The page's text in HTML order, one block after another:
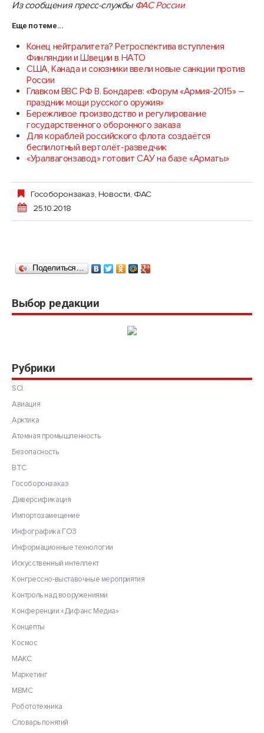
Из сообщения пресс-службы ФАС России
Еще по теме...
Конец нейтралитета? Ретроспектива вступления
Финляндии и Швеции в НАТО
США, Канада и союзники ввели новые санкции против
России
Главком ВВС РФ В. Бондарев: «Форум «Армия-2015» –
праздник мощи русского оружия»
Бережливое производство и регулирование
государственного оборонного заказа
Для кораблей российского флота создаётся
беспилотный вертолёт-разведчик
«Уралвагонзавод» готовит САУ на базе «Арматы»
Гособоронзаказ, Новости,ФАС
25.10.2018
Поделиться…
Выбор редакции
Рубрики
SCI.
Авиация
Арктика
Атомная промышленность
Безопасность
ВТС
Гособоронзаказ
Диверсификация
Импортозамещение
Инфографика ГОЗ
Информационные технологии
Искусственный интеллект
Конгрессно-выставочные мероприятия
Контроль над вооружениями
Конференции «Дифанс Медиа»
Концепты
Космос
МАКС
Маркетинг
МВМС
Робототехника
Словарь понятий